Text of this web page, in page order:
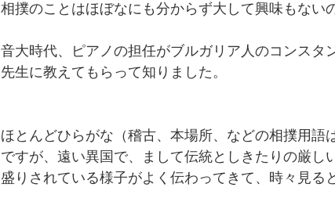
相撲のことはほぼなにも分からず大して興味もない
音大時代、ピアノの担任がブルガリア人のコンスタ
先生に教えてもらって知りました。
ほとんどひらがな（稽古、本場所、などの相撲用語
ですが、遠い異国で、まして伝統としきたりの厳し
盛りされている様子がよく伝わってきて、時々見る